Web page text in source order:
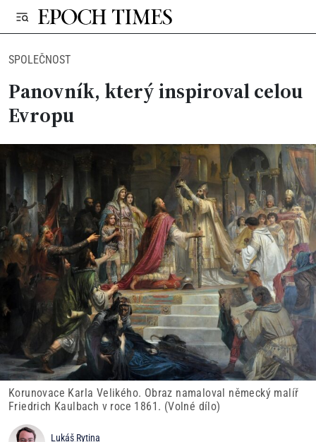
SPOLEČNOST
Panovník, který inspiroval celou
Evropu
Korunovace Karla Velikého. Obraz namaloval německý malíř
Friedrich Kaulbach v roce 1861. (Volné dílo)
Lukáš Rytina